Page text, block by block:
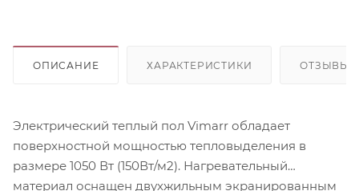
ОПИСАНИЕ ХАРАКТЕРИСТИКИ ОТЗЫВЫ
Электрический теплый пол Vimarr обладает
поверхностной мощностью тепловыделения в
размере 1050 Вт (150Вт/м2). Нагревательный
материал оснащен двухжильным экранированным